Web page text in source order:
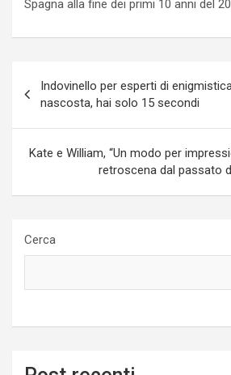
Spagna alla fine dei primi 10 anni del
articoli
Indovinello per esperti di
nascosta, hai solo 15 secondi
Kate e William, “Un modo per
retroscena dal passato
Cerca